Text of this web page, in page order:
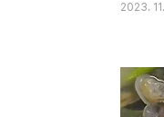
전 보통
운 영혼)
2023.